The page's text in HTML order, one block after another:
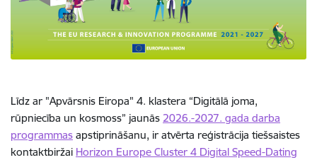
Līdz ar "Apvārsnis Eiropa" 4. klastera “Digitālā joma,
rūpniecība un kosmoss” jaunās 2026.-2027. gada darba
programmas apstiprināšanu, ir atvērta reģistrācija tiešsaistes
kontaktbiržai Horizon Europe Cluster 4 Digital Speed-Dating